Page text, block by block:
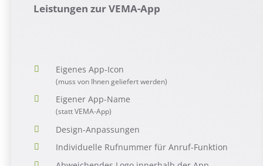
Leistungen zur VEMA-App
Eigenes App-Icon
(muss von Ihnen geliefert werden)
Eigener App-Name
(statt VEMA-App)
Design-Anpassungen
Individuelle Rufnummer für Anruf-Funktion